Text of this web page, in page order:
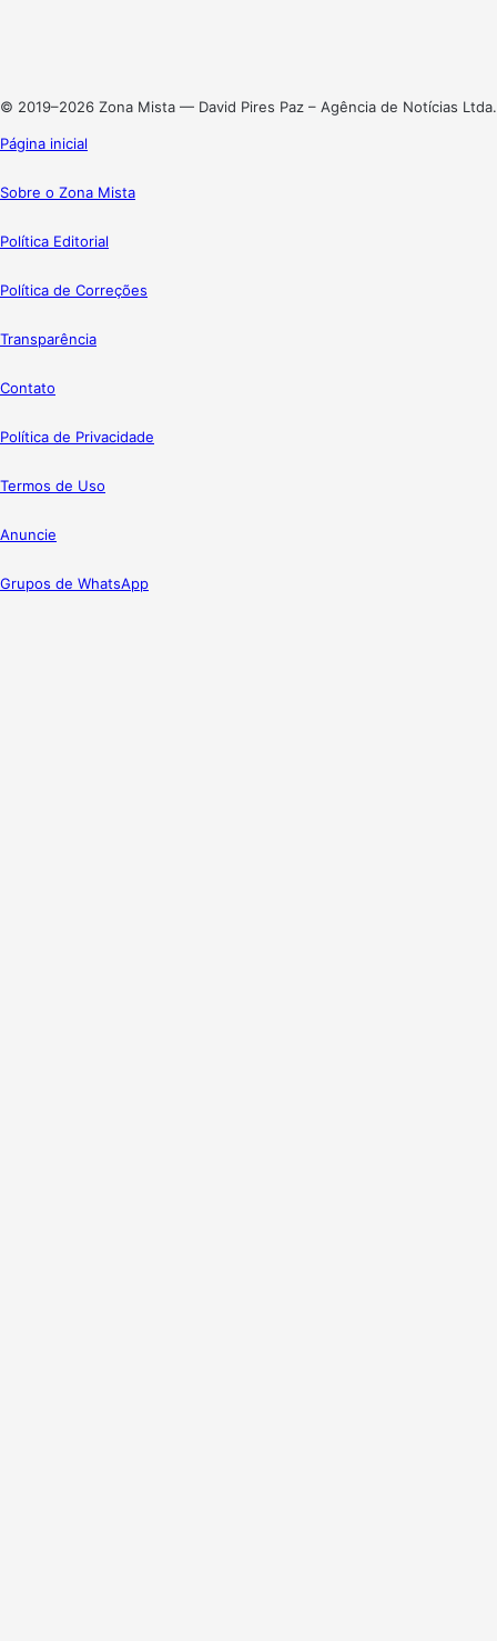
© 2019–2026 Zona Mista — David Pires Paz – Agência de Notícias Ltda.
Página inicial
Sobre o Zona Mista
Política Editorial
Política de Correções
Transparência
Contato
Política de Privacidade
Termos de Uso
Anuncie
Grupos de WhatsApp